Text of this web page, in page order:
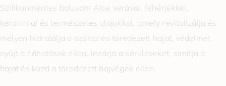
Szilikonmentes balzsam Aloe verával, fehérjékkel,
keratinnal és természetes olajokkal, amely revitalizálja és
mélyen hidratálja a száraz és töredezett hajat, védelmet
nyújt a hőhatások ellen, lezárja a sérüléseket, simítja a
hajat és küzd a töredezett hajvégek ellen.